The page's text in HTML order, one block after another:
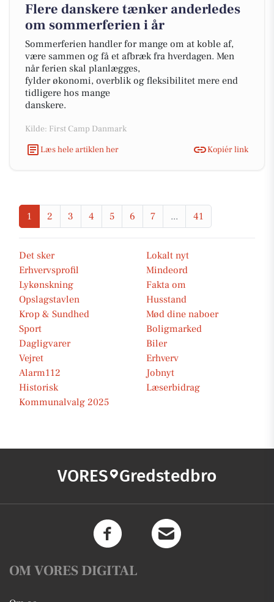
Flere danskere tænker anderledes
om sommerferien i år
Sommerferien handler for mange om at koble af,
være sammen og få et afbræk fra hverdagen. Men
når ferien skal planlægges,
fylder økonomi, overblik og fleksibilitet mere end
tidligere hos mange
danskere.
Kilde: First Camp Danmark
Læs hele artiklen her
Kopiér link
1 2 3 4 5 6 7 ... 41
Det sker
Lokalt nyt
Erhvervsprofil
Mindeord
Lykønskning
Fakta om
Opslagstavlen
Husstand
Krop & Sundhed
Mød dine naboer
Sport
Boligmarked
Dagligvarer
Biler
Vejret
Erhverv
Alarm112
Jobnyt
Historisk
Læserbidrag
Kommunalvalg 2025
VORES Gredstedbro
OM VORES DIGITAL